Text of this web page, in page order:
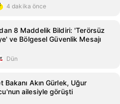
4 dakika önce
8 Maddelik Bildiri: 'Terörsüz
ve Bölgesel Güvenlik Mesajı
Dün
Bakanı Akın Gürlek, Uğur
ailesiyle görüşti